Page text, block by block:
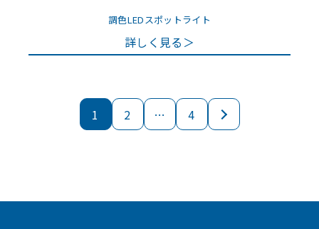
調色LEDスポットライト
詳しく見る＞
1 2 … 4